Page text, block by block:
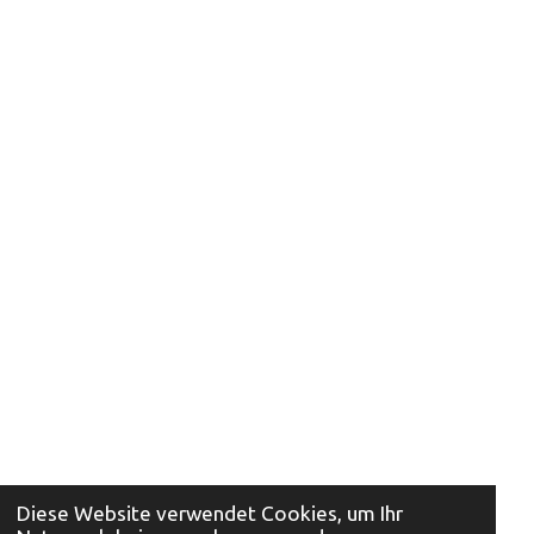
Diese Website verwendet Cookies, um Ihr